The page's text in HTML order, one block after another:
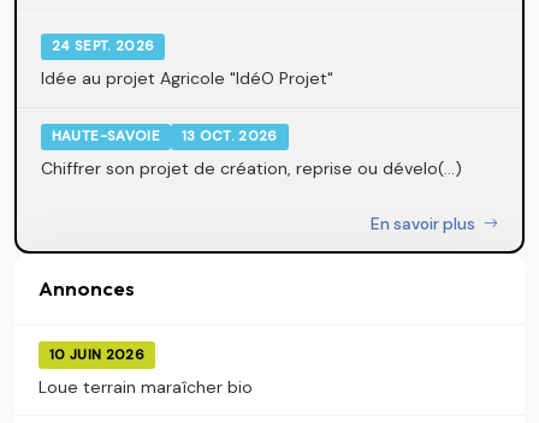
24 SEPT. 2026
Idée au projet Agricole "IdéO Projet"
HAUTE-SAVOIE 13 OCT. 2026
Chiffrer son projet de création, reprise ou dévelo(...)
En savoir plus
Annonces
10 JUIN 2026
Loue terrain maraîcher bio